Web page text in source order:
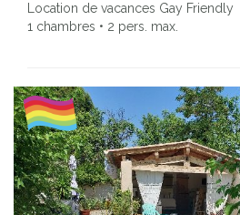
Location de vacances Gay Friendly
1 chambres • 2 pers. max.